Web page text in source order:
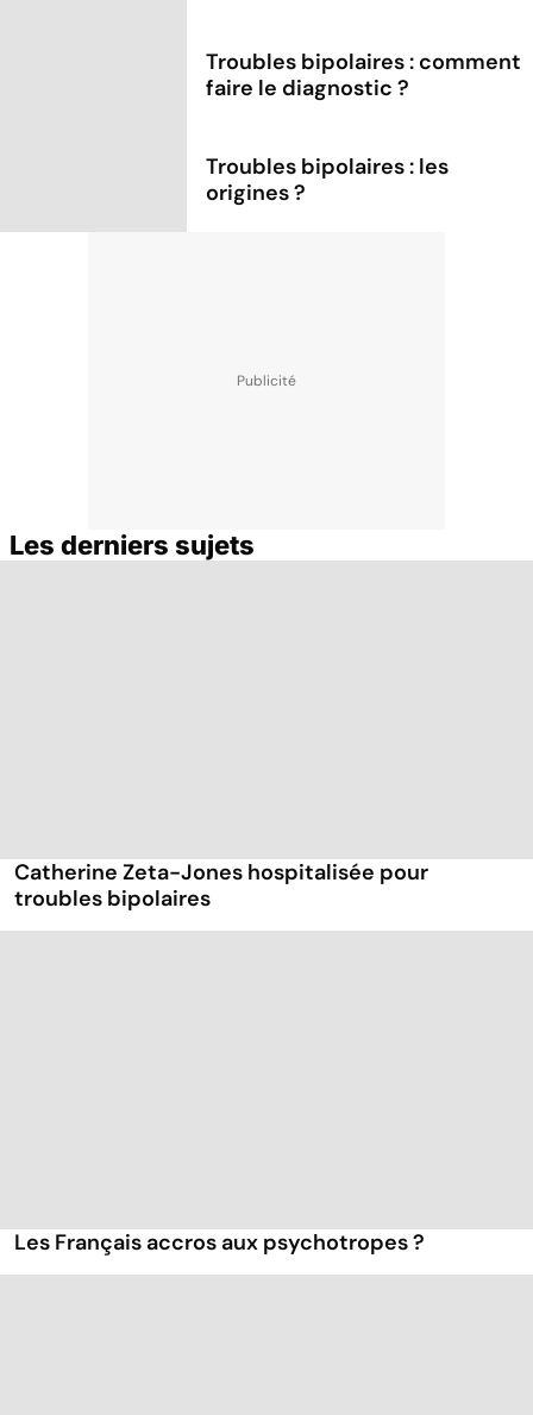
Troubles bipolaires : comment
faire le diagnostic ?
Troubles bipolaires : les
origines ?
Les derniers sujets
Catherine Zeta-Jones hospitalisée pour
troubles bipolaires
Les Français accros aux psychotropes ?